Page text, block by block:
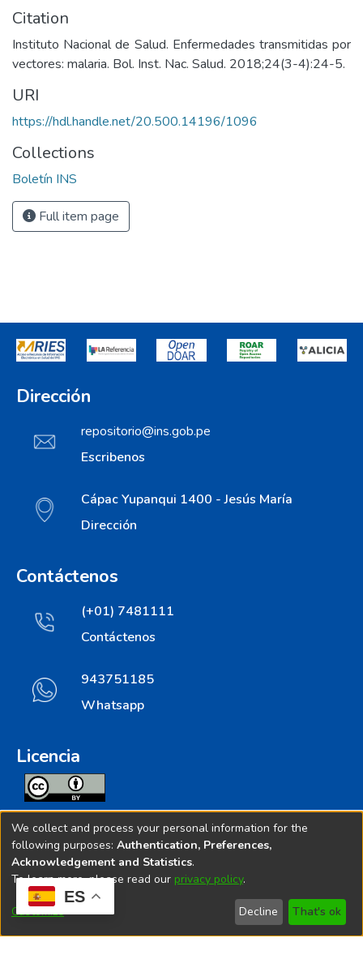
ES
Citation
Instituto Nacional de Salud. Enfermedades transmitidas por
vectores: malaria. Bol. Inst. Nac. Salud. 2018;24(3-4):24-5.
URI
https://hdl.handle.net/20.500.14196/1096
Collections
Boletín INS
Full item page
Dirección
repositorio@ins.gob.pe
Escribenos
Cápac Yupanqui 1400 - Jesús María
Dirección
Contáctenos
(+01) 7481111
Contáctenos
943751185
Whatsapp
Licencia
Todos los contenidos de repositorio.ins.gob.pe estan
licenciados bajo
Creative Commoms License
© 2025. Instituto Nacional de Salud - Implementado por
We collect and process your personal information for the
following purposes: Authentication, Preferences,
Acknowledgement and Statistics.
To learn more, please read our privacy policy.
Customize Decline That's ok